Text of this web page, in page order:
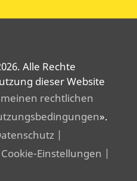
Alle Rechte
dieser Website
rechtlichen
».
|
Einstellungen |